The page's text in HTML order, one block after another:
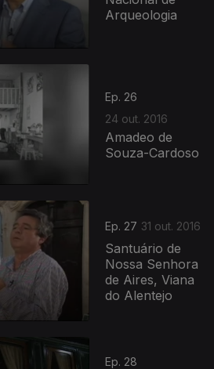
Arqueologia
Ep. 26
24 out. 2016
Amadeo de
Souza-Cardoso
Ep. 27 31 out. 2016
Santuário de
Nossa Senhora
de Aires, Viana
do Alentejo
Ep. 28